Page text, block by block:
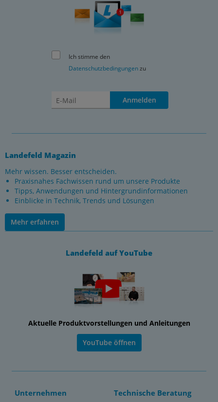
Ich stimme den
Datenschutzbedingungenzu
Anmelden
Landefeld Magazin
Mehr wissen. Besser entscheiden.
Praxisnahes Fachwissen rund um unsere Produkte
Tipps, Anwendungen und Hintergrundinformationen
Einblicke in Technik, Trends und Lösungen
Mehr erfahren
Landefeld auf YouTube
Aktuelle Produktvorstellungen und Anleitungen
YouTube öffnen
Unternehmen Technische Beratung